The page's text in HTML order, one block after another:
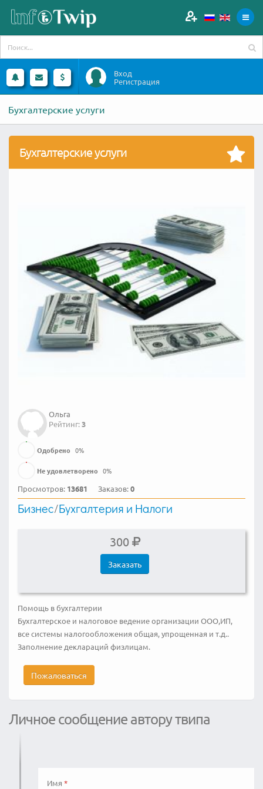
Вход
Регистрация
Бухгалтерские услуги
Бухгалтерские услуги
Ольга
Рейтинг:3
Одобрено 0%
Не удовлетворено 0%
Просмотров: 13681 Заказов:0
Бизнес/Бухгалтерия и Налоги
300
Заказать
Помощь в бухгалтерии
Бухгалтерское и налоговое ведение организации ООО,ИП,
все системы налогообложения общая, упрощенная и т.д..
Заполнение деклараций физлицам.
Пожаловаться
Личное сообщение автору твипа
Имя